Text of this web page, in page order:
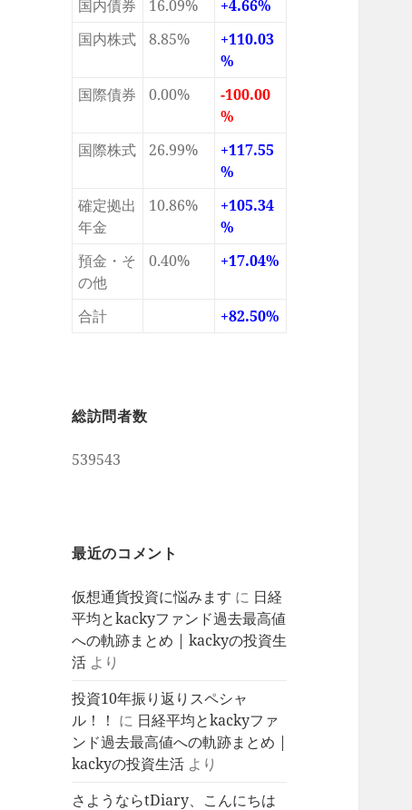
国内債券
16.09%
+4.66%
国内株式
8.85%
+110.03
%
国際債券
0.00%
-100.00
%
国際株式
26.99%
+117.55
%
確定拠出
年金
10.86%
+105.34
%
預金・そ
の他
0.40% +17.04%
合計 +82.50%
総訪問者数
539543
最近のコメント
仮想通貨投資に悩みます に 日経
平均とkackyファンド過去最高値
への軌跡まとめ | kackyの投資生
活 より
投資10年振り返りスペシャ
ル！！ に 日経平均とkackyファ
ンド過去最高値への軌跡まとめ |
kackyの投資生活 より
さようならtDiary、こんにちは